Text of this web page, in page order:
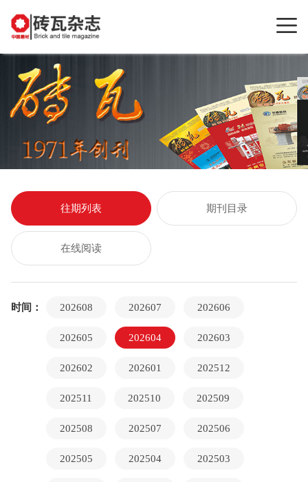
往期列表 期刊目录
在线阅读
时间： 202608 202607 202606
202605 202604 202603
202602 202601 202512
202511 202510 202509
202508 202507 202506
202505 202504 202503